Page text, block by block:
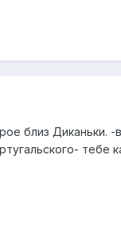
близ Диканьки.
тебе